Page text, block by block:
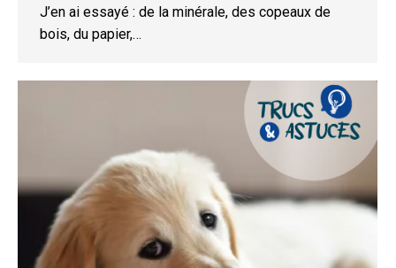
J’en ai essayé : de la minérale, des copeaux de
bois, du papier,…